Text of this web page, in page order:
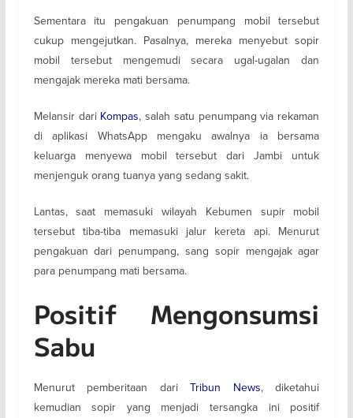
Sementara itu pengakuan penumpang mobil tersebut
cukup mengejutkan. Pasalnya, mereka menyebut sopir
mobil tersebut mengemudi secara ugal-ugalan dan
mengajak mereka mati bersama.
Melansir dari Kompas, salah satu penumpang via rekaman
di aplikasi WhatsApp mengaku awalnya ia bersama
keluarga menyewa mobil tersebut dari Jambi untuk
menjenguk orang tuanya yang sedang sakit.
Lantas, saat memasuki wilayah Kebumen supir mobil
tersebut tiba-tiba memasuki jalur kereta api. Menurut
pengakuan dari penumpang, sang sopir mengajak agar
para penumpang mati bersama.
Positif Mengonsumsi
Sabu
Menurut pemberitaan dariTribun News, diketahui
kemudian sopir yang menjadi tersangka ini positif